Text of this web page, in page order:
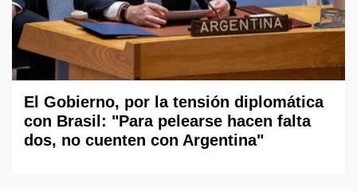
El Gobierno, por la tensión diplomática
con Brasil: "Para pelearse hacen falta
dos, no cuenten con Argentina"